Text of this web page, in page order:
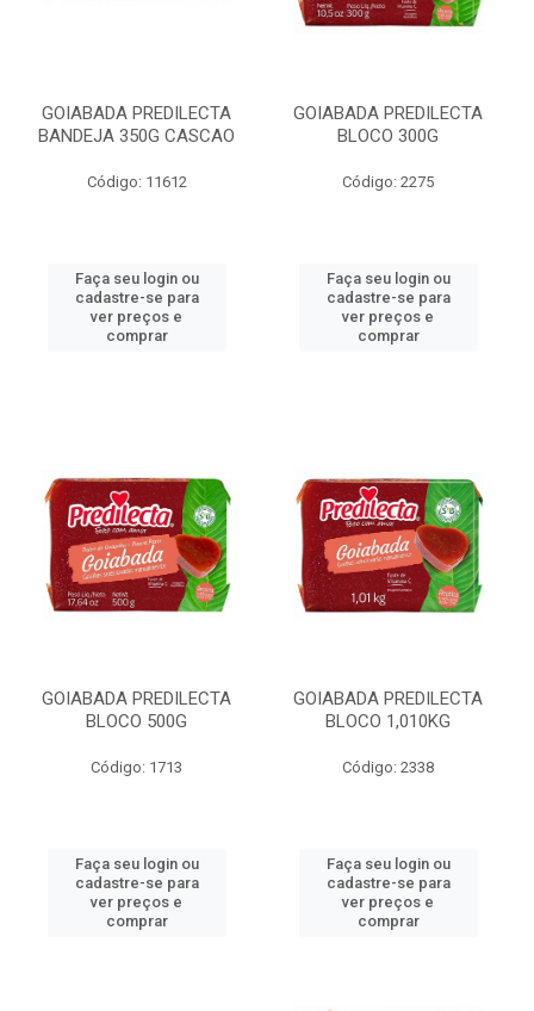
GOIABADA PREDILECTA
BANDEJA 350G CASCAO
Código: 11612
Faça seu login ou
cadastre-se para
ver preços e
comprar
GOIABADA PREDILECTA
BLOCO 300G
Código: 2275
Faça seu login ou
cadastre-se para
ver preços e
comprar
GOIABADA PREDILECTA
BLOCO 500G
Código: 1713
Faça seu login ou
cadastre-se para
ver preços e
comprar
GOIABADA PREDILECTA
BLOCO 1,010KG
Código: 2338
Faça seu login ou
cadastre-se para
ver preços e
comprar